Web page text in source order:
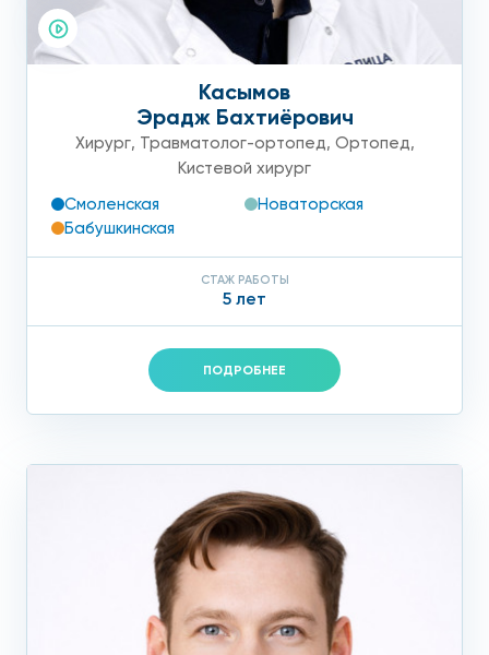
Касымов
Эрадж Бахтиёрович
Хирург, Травматолог-ортопед, Ортопед,
Кистевой хирург
Смоленская
Новаторская
Бабушкинская
СТАЖ РАБОТЫ
5 лет
ПОДРОБНЕЕ